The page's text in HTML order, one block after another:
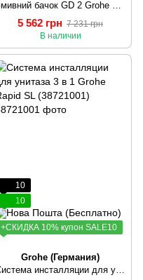
Змивний бачок GD 2 Grohe GD2 (38661000)
5 562 грн 7 231 грн
В наличии
10
10
+СКИДКА 10% купон SALE10
Grohe (Германия)